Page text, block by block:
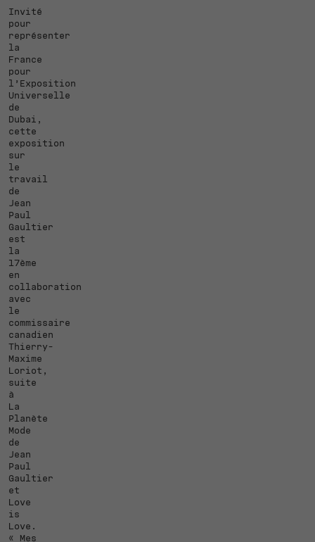
Invité
pour
représenter
la
France
pour
l’Exposition
Universelle
de
Dubai,
cette
exposition
sur
le
travail
de
Jean
Paul
Gaultier
est
la
17ème
en
collaboration
avec
le
commissaire
canadien
Thierry-
Maxime
Loriot,
suite
à
La
Planète
Mode
de
Jean
Paul
Gaultier
et
Love
is
Love.
« Mes